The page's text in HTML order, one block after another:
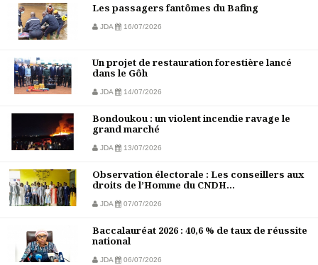
Les passagers fantômes du Bafing
JDA 16/07/2026
Un projet de restauration forestière lancé
dans le Gôh
JDA 14/07/2026
Bondoukou : un violent incendie ravage le
grand marché
JDA 13/07/2026
Observation électorale : Les conseillers aux
droits de l’Homme du CNDH...
JDA 07/07/2026
Baccalauréat 2026 : 40,6 % de taux de réussite
national
JDA 06/07/2026